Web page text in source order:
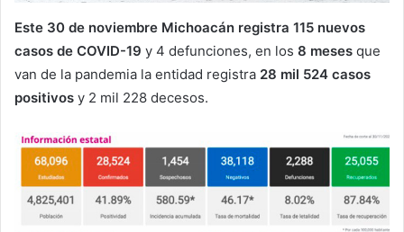
Este 30 de noviembre Michoacán registra 115 nuevos
casos de COVID-19 y 4 defunciones, en los 8 meses que
van de la pandemia la entidad registra 28 mil 524 casos
positivos y 2 mil 228 decesos.